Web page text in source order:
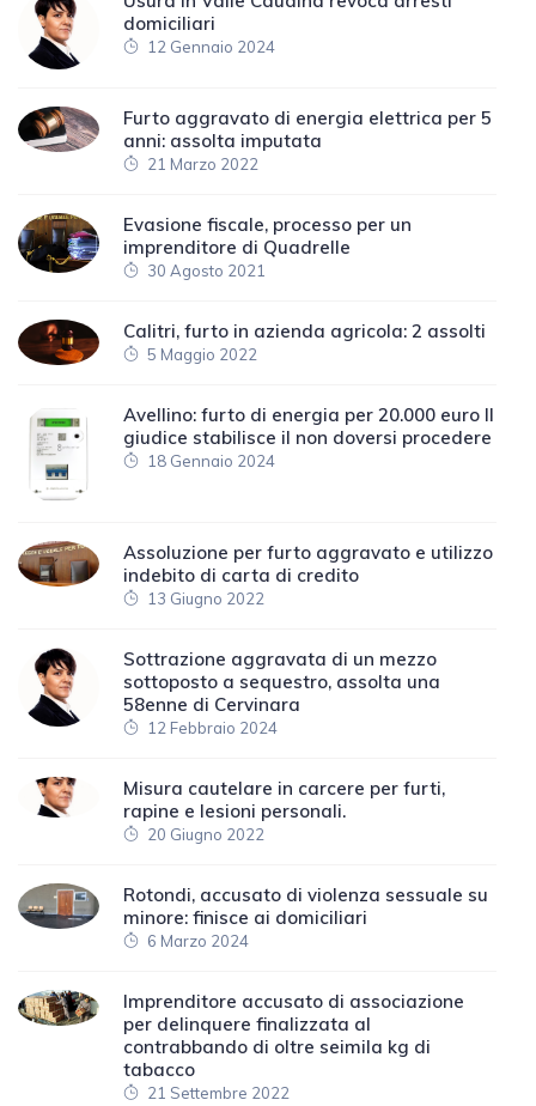
domiciliari
12 Gennaio 2024
Furto aggravato di energia elettrica per 5
anni: assolta imputata
21 Marzo 2022
Evasione fiscale, processo per un
imprenditore di Quadrelle
30 Agosto 2021
Calitri, furto in azienda agricola: 2 assolti
5 Maggio 2022
Avellino: furto di energia per 20.000 euro Il
giudice stabilisce il non doversi procedere
18 Gennaio 2024
Assoluzione per furto aggravato e utilizzo
indebito di carta di credito
13 Giugno 2022
Sottrazione aggravata di un mezzo
sottoposto a sequestro, assolta una
58enne di Cervinara
12 Febbraio 2024
Misura cautelare in carcere per furti,
rapine e lesioni personali.
20 Giugno 2022
Rotondi, accusato di violenza sessuale su
minore: finisce ai domiciliari
6 Marzo 2024
Imprenditore accusato di associazione
per delinquere finalizzata al
contrabbando di oltre seimila kg di
tabacco
21 Settembre 2022